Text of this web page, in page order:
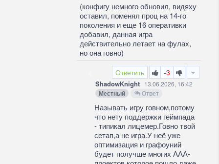
(конфигу немного обновил, видяху
оставил, поменял проц на 14-го
поколения и еще 16 оперативки
добавил, данная игра
действительно летает на фулах,
но она говно)
Ответить -3
ShadowKnight 13.06.2026, 16:42
Местный Ответ
Называть игру говном,потому
что нету поддержки геймпада
- типикал лицемер.Говно твой
сетап,а не игра.У неё уже
оптимизация и графоуний
будет получше многих ААА-